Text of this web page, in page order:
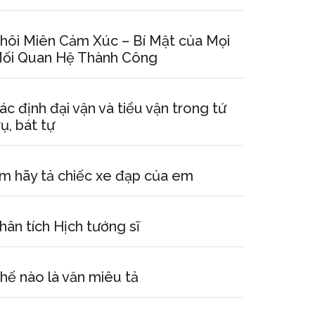
Miên Cảm Xúc – Bí Mật của Mọi
Quan Hệ Thành Công
định đại vận và tiểu vận trong tứ
bát tự
hãy tả chiếc xe đạp của em
tích Hịch tướng sĩ
nào là văn miêu tả